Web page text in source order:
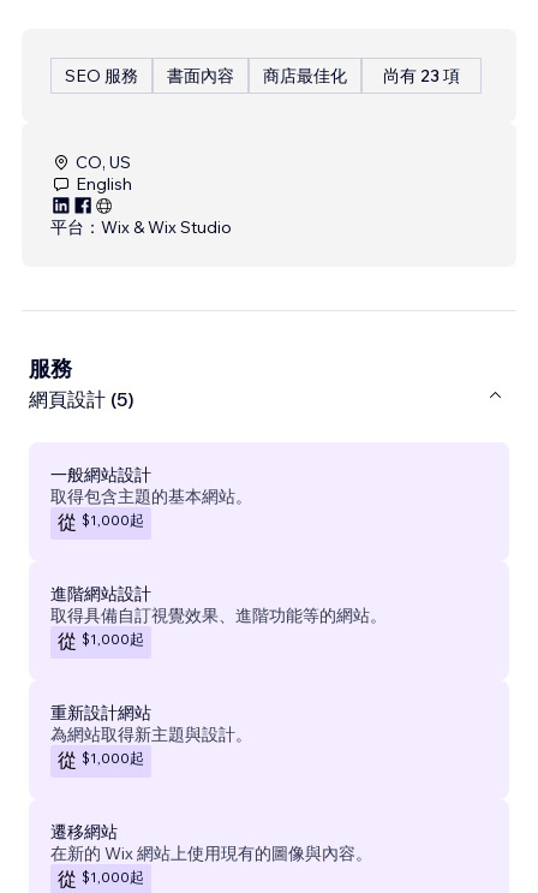
SEO 服務 書面內容 商店最佳化 尚有 23 項
CO, US
English
平台： Wix & Wix Studio
服務
網頁設計 (5)
一般網站設計
取得包含主題的基本網站。
從 $1,000起
進階網站設計
取得具備自訂視覺效果、進階功能等的網站。
從 $1,000起
重新設計網站
為網站取得新主題與設計。
從 $1,000起
遷移網站
在新的 Wix 網站上使用現有的圖像與內容。
從 $1,000起